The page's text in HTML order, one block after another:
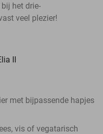
het drie-
veel plezier!
II
met bijpassende hapjes
vis of vegatarisch